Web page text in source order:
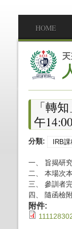
Main
HOME
「轉
午
分類: IRB課
一、 旨揭研
二、 本場次
三、 參訓者
四、 隨函檢
附件: